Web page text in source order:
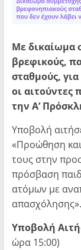
Με δικαίωμα
βρεφικούς,
σταθμούς,
οι αιτούντες
την Α’
Υποβολή
«Προώθηση
τους στην
πρόσβαση
ατόμων με
απασχόλησης».
Υποβολή
ώρα 15:00)